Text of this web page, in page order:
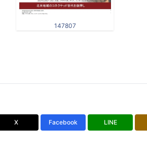
147807
X Facebook LINE